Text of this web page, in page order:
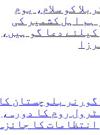
کو سلام، یوم
ہم اہل کشمیر کی
دعا گو ہیں،
بلوچستان کا
روم کا دورہ،
کا جائزہ